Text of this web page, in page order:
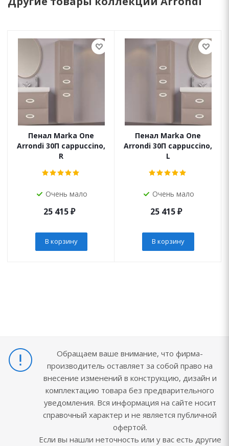
Пенал Marka One
Arrondi 30П cappuccino,
R
Очень мало
25 415₽
В корзину
Пенал Marka One
Arrondi 30П cappuccino,
L
Очень мало
25 415₽
В корзину
Обращаем ваше внимание, что фирма-
производитель оставляет за собой право на
внесение изменений в конструкцию, дизайн и
комплектацию товара без предварительного
уведомления. Вся информация на сайте носит
справочный характер и не является публичной
офертой.
Если вы нашли неточность или у вас есть другие